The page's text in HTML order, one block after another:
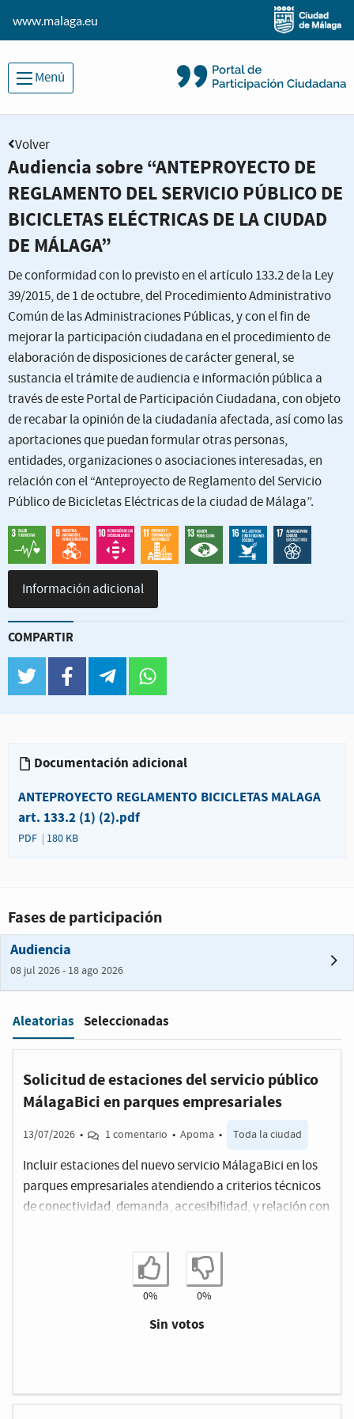
www.malaga.eu
Menú
Volver
Audiencia sobre “ANTEPROYECTO DE
REGLAMENTO DEL SERVICIO PÚBLICO DE
BICICLETAS ELÉCTRICAS DE LA CIUDAD
DE MÁLAGA”
De conformidad con lo previsto en el artículo 133.2 de la Ley
39/2015, de 1 de octubre, del Procedimiento Administrativo
Común de las Administraciones Públicas, y con el fin de
mejorar la participación ciudadana en el procedimiento de
elaboración de disposiciones de carácter general, se
sustancia el trámite de audiencia e información pública a
través de este Portal de Participación Ciudadana, con objeto
de recabar la opinión de la ciudadanía afectada, así como las
aportaciones que puedan formular otras personas,
entidades, organizaciones o asociaciones interesadas, en
relación con el “Anteproyecto de Reglamento del Servicio
Público de Bicicletas Eléctricas de la ciudad de Málaga”.
Información adicional
COMPARTIR
twitter facebook telegram
Documentación adicional
ANTEPROYECTO REGLAMENTO BICICLETAS MALAGA
art. 133.2 (1) (2).pdf
PDF 180 KB
Fases de participación
Audiencia
08 jul 2026 - 18 ago 2026
Filter:
Aleatorias Seleccionadas
Solicitud de estaciones del servicio público
MálagaBici en parques empresariales
13/07/2026 • 1 comentario • Apoma • Toda la ciudad
Incluir estaciones del nuevo servicio MálagaBici en los
parques empresariales atendiendo a criterios técnicos
de conectividad, demanda, accesibilidad, y relación con
Estoy de acuerdo
0% No estoy de
0%
Sin votos